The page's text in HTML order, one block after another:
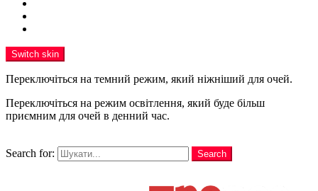
Switch skin
Переключіться на темний режим, який ніжніший для очей.
Переключіться на режим освітлення, який буде більш
приємним для очей в денний час.
Search for:
Search